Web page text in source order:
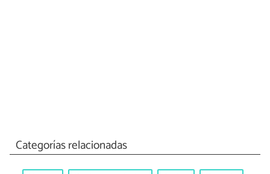
Categorías relacionadas